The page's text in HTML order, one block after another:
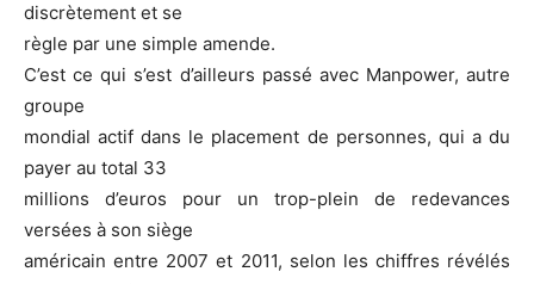
discrètement et se
règle par une simple amende.
C’est ce qui s’est d’ailleurs passé avec Manpower, autre
groupe
mondial actif dans le placement de personnes, qui a du
payer au total 33
millions d’euros pour un trop-plein de redevances
versées à son siège
américain entre 2007 et 2011, selon les chiffres révélés